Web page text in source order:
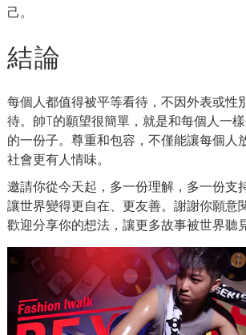
己。
結論
每個人都值得被平等看待，不因外表或性
待。帥T的願望很簡單，就是和每個人一
的一份子。尊重和包容，不僅能讓每個人
社會更有人情味。
邀請你從今天起，多一份理解，多一份支
讓世界變得更自在、更友善。謝謝你願意
歡迎分享你的想法，讓更多故事被世界聽